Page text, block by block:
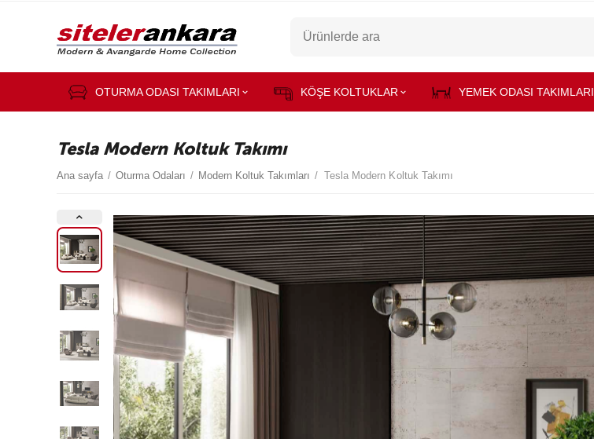
OTURMA ODASI TAKIMLARI KÖŞE KOLTUKLAR YEMEK ODASI TAKIMLARI
Tesla Modern Koltuk Takımı
Ana sayfa / Oturma Odaları / Modern Koltuk Takımları / Tesla Modern Koltuk Takımı